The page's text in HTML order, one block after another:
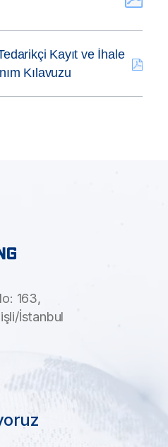
Kayıt ve İhale
Kılavuzu
163,
İstanbul